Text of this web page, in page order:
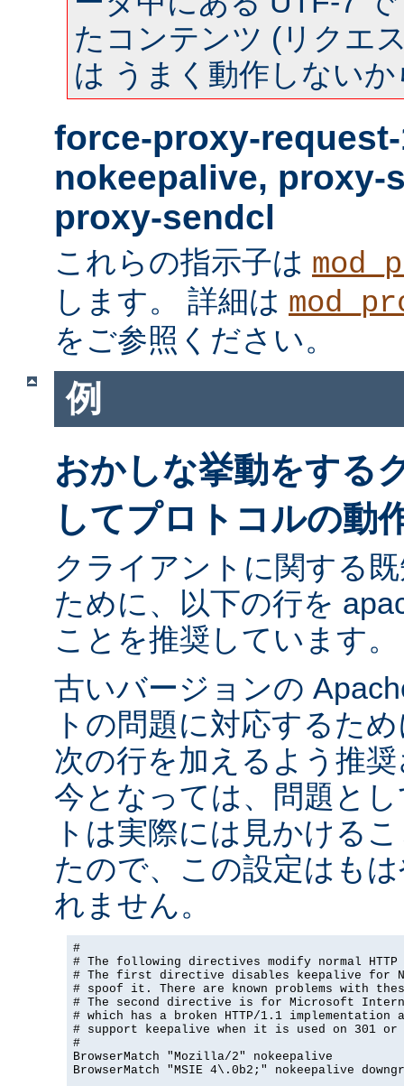
たコンテンツ (リクエ
は うまく動作しない
force-proxy-
nokeepalive, proxy-
proxy-sendcl
これらの指示子は
します。 詳細は
をご参照ください。
例
おかしな挙動をする
してプロトコルの動
クライアントに関する
ために、以下の行を
ことを推奨しています。
古いバージョンの
トの問題に対応するた
次の行を加えるよう推
今となっては、問題と
トは実際には見かける
たので、この設定はも
れません。
#
# The following directives modify normal HTTP
# The first directive disables keepalive for
# spoof it. There are known problems with
# The second directive is for Microsoft
# which has a broken HTTP/1.1 implementation
# support keepalive when it is used on 301
#
BrowserMatch "Mozilla/2" nokeepalive
BrowserMatch "MSIE 4\.0b2;" nokeepalive